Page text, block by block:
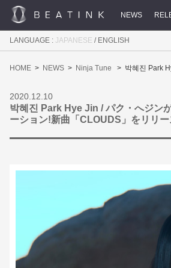
NEWS
LANGUAGE : JAPANESE / ENGLISH
HOME NEWS Ninja Tune 박혜진 Park
2020.12.10
박혜진 Park Hye Jin / パク・へジン
ーション!新曲「CLOUDS」をリリー